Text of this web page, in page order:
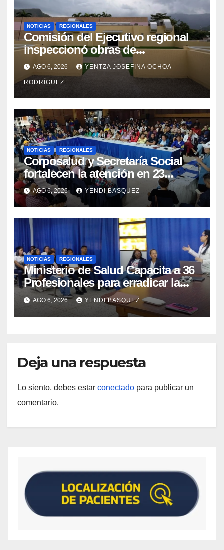
NOTICIAS REGIONALES
Comisión del Ejecutivo regional
inspeccionó obras de
recuperación en la Maternidad
Integral Aragua
AGO 6, 2026 YENTZA JOSEFINA OCHOA
RODRÍGUEZ
NOTICIAS REGIONALES
Corposalud y Secretaría Social
fortalecen la atención en 23
municipios
AGO 6, 2026 YENDI BASQUEZ
NOTICIAS REGIONALES
Ministerio de Salud Capacita a 36
Profesionales para erradicar la
Tuberculosis en Yaracuy
AGO 6, 2026 YENDI BASQUEZ
Deja una respuesta
Lo siento, debes estar conectado para publicar un
comentario.